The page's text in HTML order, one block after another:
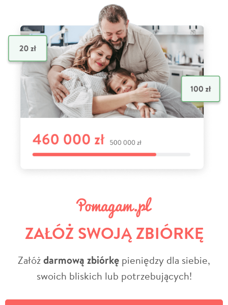
ZAŁÓŻ SWOJĄ ZBIÓRKĘ
Załóżdarmową zbiórkę pieniędzy dla siebie,
swoich bliskich lub potrzebujących!